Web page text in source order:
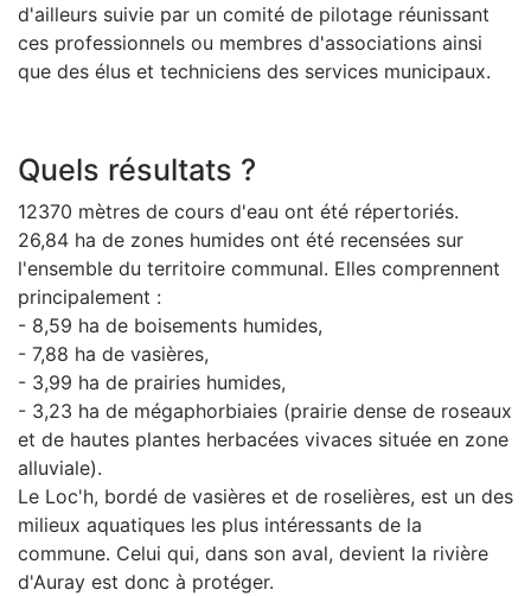
d'ailleurs suivie par un comité de pilotage réunissant
ces professionnels ou membres d'associations ainsi
que des élus et techniciens des services municipaux.
Quels résultats ?
12370 mètres de cours d'eau ont été répertoriés.
26,84 ha de zones humides ont été recensées sur
l'ensemble du territoire communal. Elles comprennent
principalement :
- 8,59 ha de boisements humides,
- 7,88 ha de vasières,
- 3,99 ha de prairies humides,
- 3,23 ha de mégaphorbiaies (prairie dense de roseaux
et de hautes plantes herbacées vivaces située en zone
alluviale).
Le Loc'h, bordé de vasières et de roselières, est un des
milieux aquatiques les plus intéressants de la
commune. Celui qui, dans son aval, devient la rivière
d'Auray est donc à protéger.